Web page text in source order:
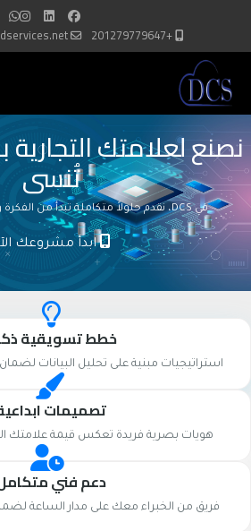
+201279779647
نصنع لعلامتك
تُنسى
في DCS، نقدم حلولاً متكاملة تبدأ من الفكرة وتصل بك إلى الصدارة.
ابدأ مشروعك
خطط تسويقية
استراتيجيات مبنية على تحليل البيانات
تصميمات
هويات بصرية فريدة تعكس قيمة علامتك
دعم فني
فريق من الخبراء معك على مدار الساعة